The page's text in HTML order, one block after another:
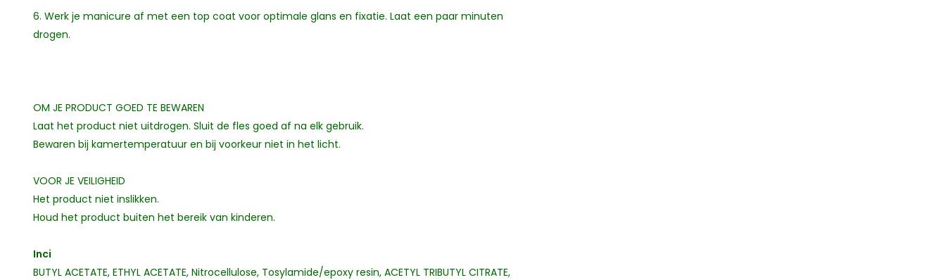
6. Werk je manicure af met een top coat voor optimale glans en fixatie. Laat een paar minuten
drogen.
OM JE PRODUCT GOED TE BEWAREN
Laat het product niet uitdrogen. Sluit de fles goed af na elk gebruik.
Bewaren bij kamertemperatuur en bij voorkeur niet in het licht.
VOOR JE VEILIGHEID
Het product niet inslikken.
Houd het product buiten het bereik van kinderen.
Inci
BUTYL ACETATE, ETHYL ACETATE, Nitrocellulose, Tosylamide/epoxy resin, ACETYL TRIBUTYL CITRATE,